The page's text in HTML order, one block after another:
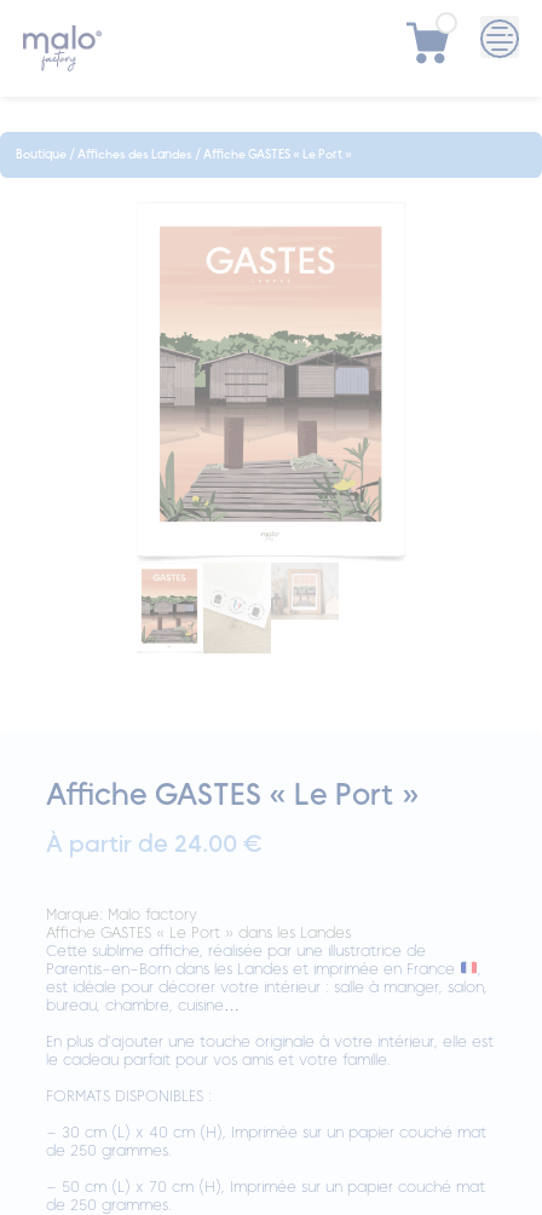
content
Boutique/Affiches des Landes /Affiche GASTES « Le Port »
Affiche GASTES « Le Port »
À partir de 24.00 €
Marque: Malo factory
Affiche GASTES « Le Port » dans les Landes
Cette sublime affiche, réalisée par une illustratrice de
Parentis-en-Born dans les Landes et imprimée en France
est idéale pour décorer votre intérieur : salle à manger, salon,
bureau, chambre, cuisine…
En plus d’ajouter une touche originale à votre intérieur, elle est
le cadeau parfait pour vos amis et votre famille.
FORMATS DISPONIBLES :
– 30 cm (L) x 40 cm (H), Imprimée sur un papier couché mat
de 250 grammes.
– 50 cm (L) x 70 cm (H), Imprimée sur un papier couché mat
de 250 grammes.